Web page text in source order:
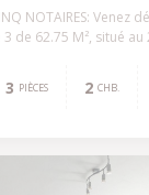
NOTAIRES: Venez
de 62.75 M², situé au
3 PIÈCES 2 CHB.